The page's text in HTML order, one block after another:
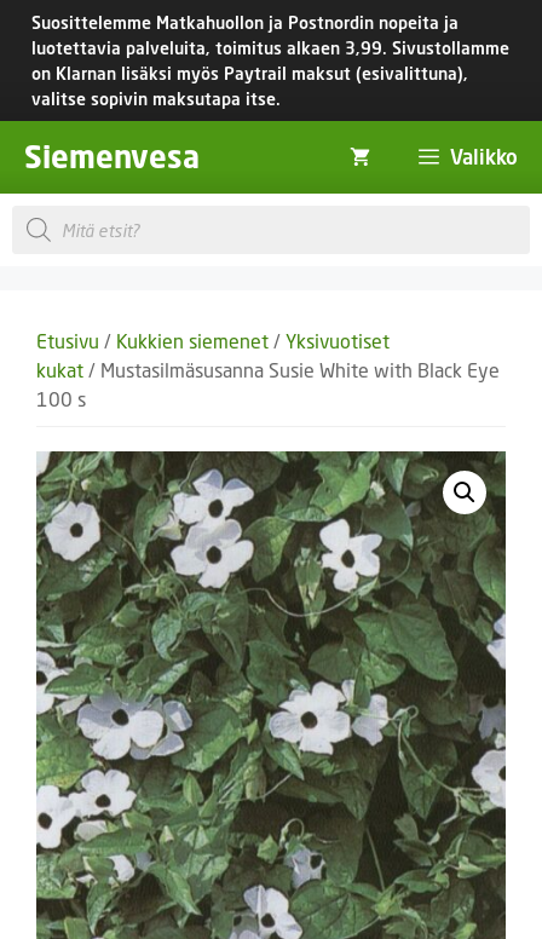
Siirry
sisältöön
Suosittelemme Matkahuollon ja Postnordin nopeita ja
luotettavia palveluita, toimitus alkaen 3,99. Sivustollamme
on Klarnan lisäksi myös Paytrail maksut (esivalittuna),
valitse sopivin maksutapa itse.
Siemenvesa Valikko
Products
search
Etusivu / Kukkien siemenet / Yksivuotiset
kukat / Mustasilmäsusanna Susie White with Black Eye
100 s